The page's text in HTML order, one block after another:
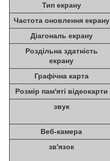
Тип екрану
Частота оновлення екрану
Діагональ екрану
Роздільна здатність
екрану
Графічна карта
Розмір пам'яті відеокарти
звук
Веб-камера
зв'язок